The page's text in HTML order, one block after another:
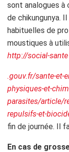
sont analogues à
de chikungunya.
habituelles de
moustiques à
http://social-sante
.gouv.fr/sante-et-
physiques-et-
parasites/article/
repulsifs-et-
fin de journée. Il
En cas de